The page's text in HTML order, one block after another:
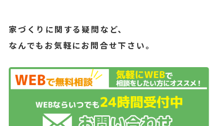
家づくりに関する疑問など、
なんでもお気軽にお問合せ下さい。